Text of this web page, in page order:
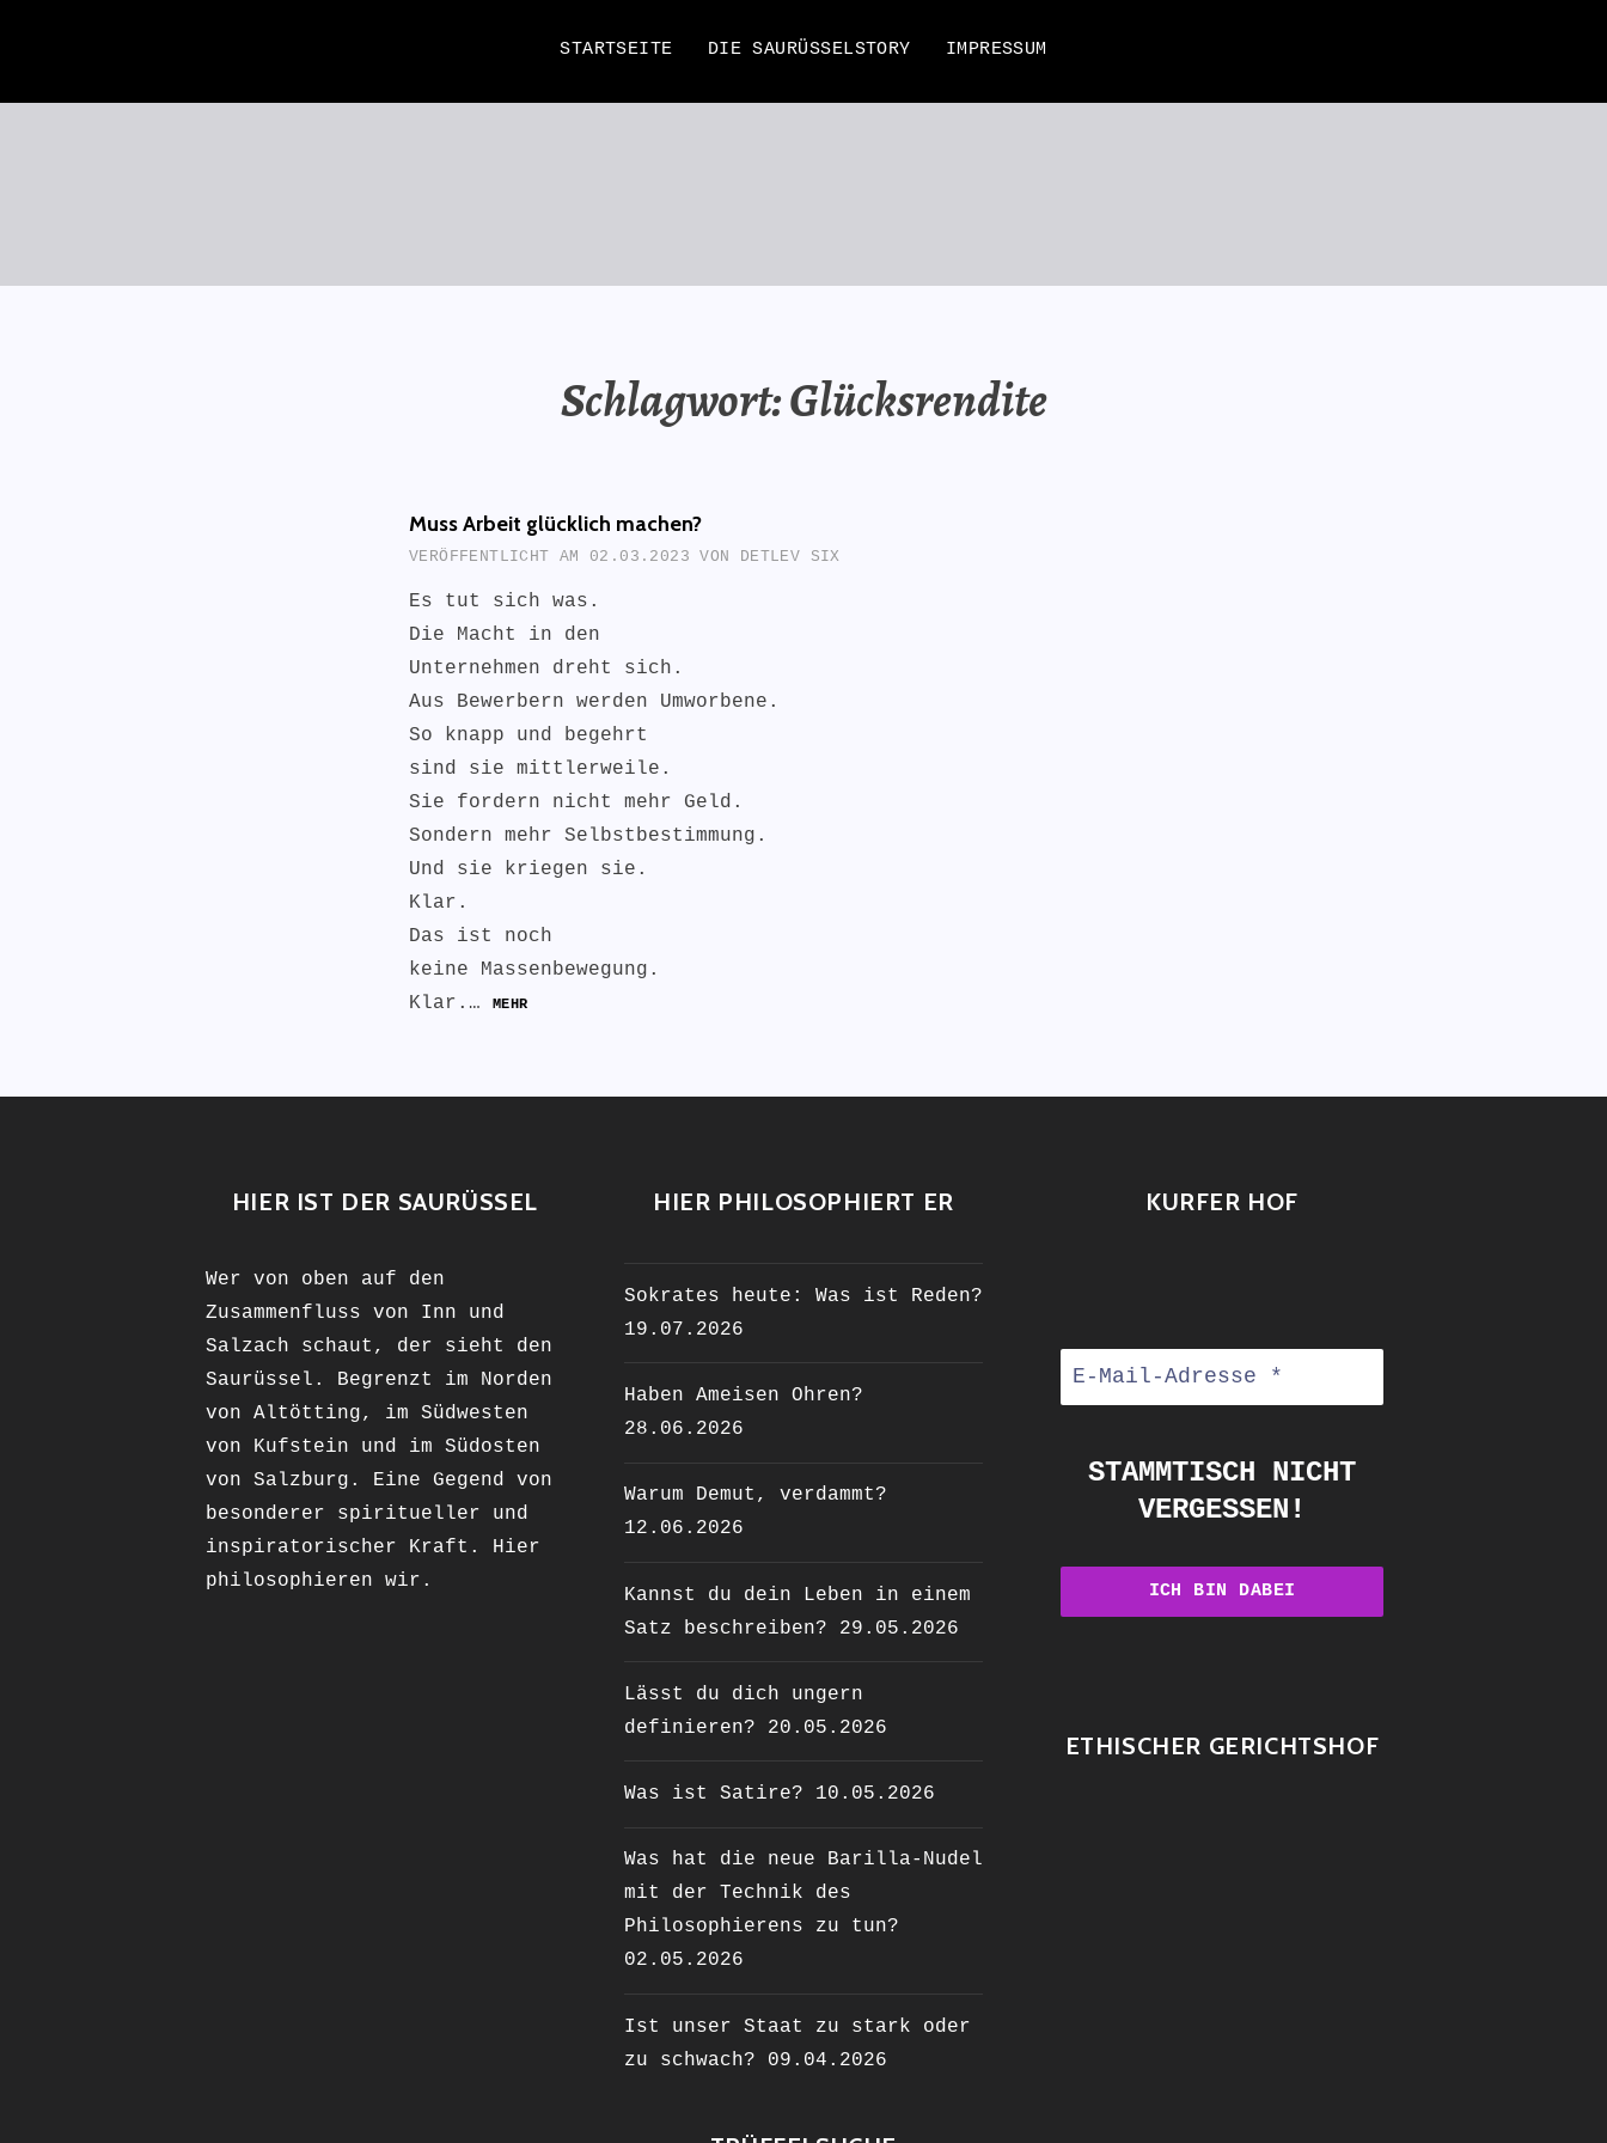
STARTSEITE DIE SAURÜSSELSTORY IMPRESSUM
Schlagwort:Glücksrendite
Muss Arbeit glücklich machen?
VERÖFFENTLICHT AM 02.03.2023 VON DETLEV SIX
Es tut sich was.
Die Macht in den
Unternehmen dreht sich.
Aus Bewerbern werden Umworbene.
So knapp und begehrt
sind sie mittlerweile.
Sie fordern nicht mehr Geld.
Sondern mehr Selbstbestimmung.
Und sie kriegen sie.
Klar.
Das ist noch
keine Massenbewegung.
Klar.…
MEHR
HIER IST DER SAURÜSSEL
Wer von oben auf den
Zusammenfluss von Inn und
Salzach schaut, der sieht den
Saurüssel. Begrenzt im Norden
von Altötting, im Südwesten
von Kufstein und im Südosten
von Salzburg. Eine Gegend von
besonderer spiritueller und
inspiratorischer Kraft. Hier
philosophieren wir.
HIER PHILOSOPHIERT ER
Sokrates heute: Was ist Reden?
19.07.2026
Haben Ameisen Ohren?
28.06.2026
Warum Demut, verdammt?
12.06.2026
Kannst du dein Leben in einem
Satz beschreiben?
29.05.2026
Lässt du dich ungern
definieren?
20.05.2026
Was ist Satire? 10.05.2026
Was hat die neue Barilla-Nudel
mit der Technik des
Philosophierens zu tun?
02.05.2026
Ist unser Staat zu stark oder
zu schwach?
09.04.2026
KURFER HOF
STAMMTISCH NICHT
VERGESSEN!
ETHISCHER GERICHTSHOF